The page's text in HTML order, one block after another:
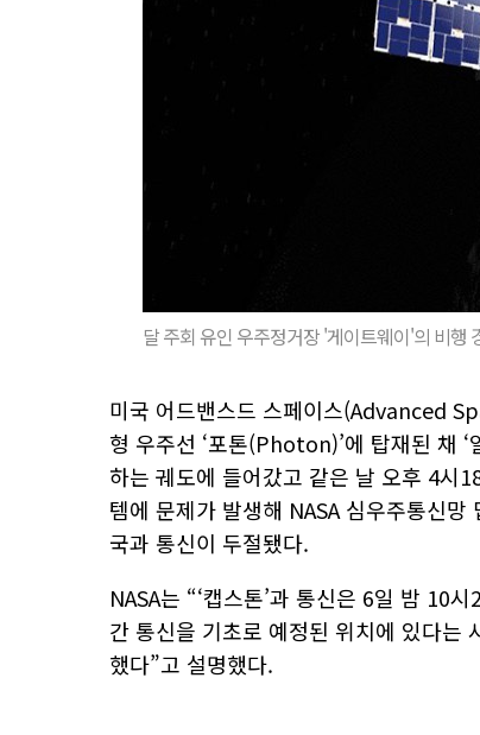
달 주회 유인 우주정거장 '게이트웨이'의 비행
미국 어드밴스드 스페이스(Advanced
형 우주선 ‘포톤(Photon)’에 탑재된 채
하는 궤도에 들어갔고 같은 날 오후 4시
템에 문제가 발생해 NASA 심우주통신
국과 통신이 두절됐다.
NASA는 “‘캡스톤’과 통신은 6일 밤 10
간 통신을 기초로 예정된 위치에 있다는
했다”고 설명했다.